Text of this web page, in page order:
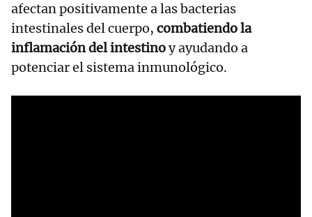
afectan positivamente a las bacterias
intestinales del cuerpo, combatiendo la
inflamación del intestinoy ayudando a
potenciar el sistema inmunológico.